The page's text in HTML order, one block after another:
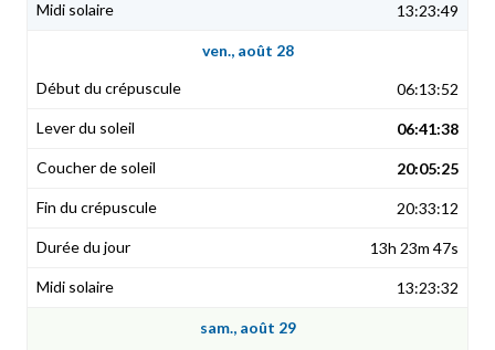
13:23:49
ven., août 28
06:13:52
06:41:38
20:05:25
20:33:12
13h 23m 47s
13:23:32
sam., août 29